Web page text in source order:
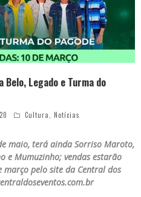
Legado e Turma do
Cultura, Notícias
maio, terá ainda Sorriso Maroto,
e Mumuzinho; vendas estarão
pelo site da Central dos